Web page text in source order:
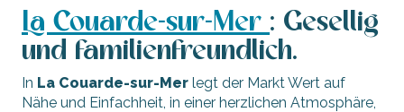
La Couarde-sur-Mer : Gesellig
und familienfreundlich.
In La Couarde-sur-Mer legt der Markt Wert auf
Nähe und Einfachheit, in einer herzlichen Atmosphäre,